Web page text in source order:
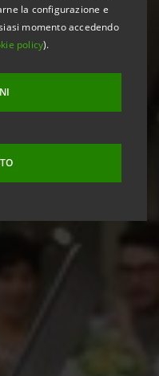
la configurazione e
momento accedendo
policy).